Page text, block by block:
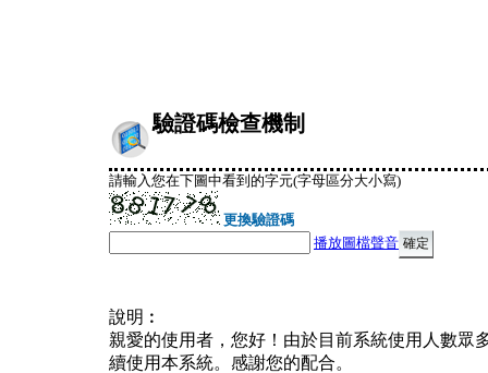
驗證碼檢查機制
請輸入您在下圖中看到的字元(字母區分大小寫)
更換驗證碼
播放圖檔聲音
說明︰
親愛的使用者，您好！由於目前系統使用人數眾
續使用本系統。感謝您的配合。